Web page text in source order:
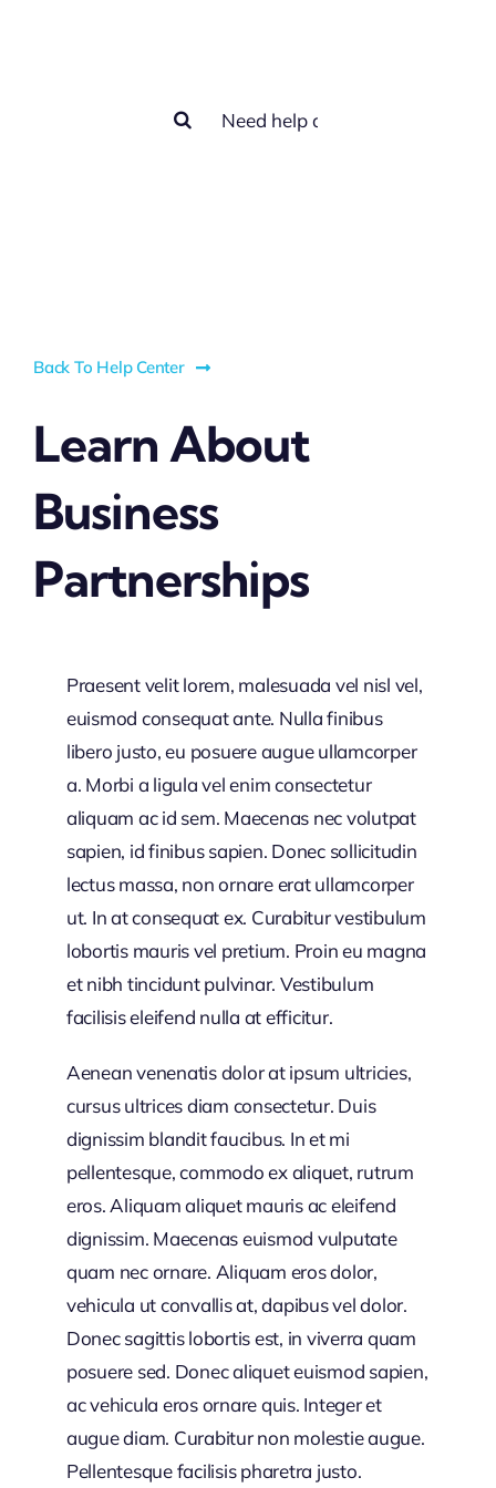
Back To Help Center
Learn About
Business
Partnerships
Praesent velit lorem, malesuada vel nisl vel,
euismod consequat ante. Nulla finibus
libero justo, eu posuere augue ullamcorper
a. Morbi a ligula vel enim consectetur
aliquam ac id sem. Maecenas nec volutpat
sapien, id finibus sapien. Donec sollicitudin
lectus massa, non ornare erat ullamcorper
ut. In at consequat ex. Curabitur vestibulum
lobortis mauris vel pretium. Proin eu magna
et nibh tincidunt pulvinar. Vestibulum
facilisis eleifend nulla at efficitur.
Aenean venenatis dolor at ipsum ultricies,
cursus ultrices diam consectetur. Duis
dignissim blandit faucibus. In et mi
pellentesque, commodo ex aliquet, rutrum
eros. Aliquam aliquet mauris ac eleifend
dignissim. Maecenas euismod vulputate
quam nec ornare. Aliquam eros dolor,
vehicula ut convallis at, dapibus vel dolor.
Donec sagittis lobortis est, in viverra quam
posuere sed. Donec aliquet euismod sapien,
ac vehicula eros ornare quis. Integer et
augue diam. Curabitur non molestie augue.
Pellentesque facilisis pharetra justo.